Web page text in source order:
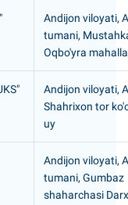
Andijon viloyati,
tumani,
Oqbo'yra
Andijon viloyati,
Shahrixon tor
uy
Andijon viloyati,
tumani, Gumbaz
shaharchasi